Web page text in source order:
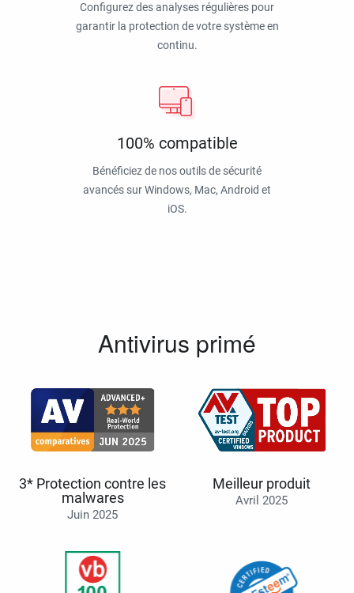
Configurez des analyses régulières pour
garantir la protection de votre système en
continu.
100% compatible
Bénéficiez de nos outils de sécurité
avancés sur Windows, Mac, Android et
iOS.
Antivirus primé
3* Protection contre les
malwares
Juin 2025
Meilleur produit
Avril 2025